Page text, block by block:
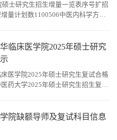
102685370100965邹思源105702
邵江渝1....
士研究生招生增量一览表序号扩招
量计划数1100506中医内科学方邦
中西医结合临床张宇燕学术学位
宋海燕学术学位17105701中医内
临床医学院2025年硕士研究
床医学院2025年硕士研究生复试合格
药大学2025年硕士研究生招生复试
公示（按专业，同一专业按考生编
名称考生编号姓名100506中医内科
院缺额导师及复试科目信息